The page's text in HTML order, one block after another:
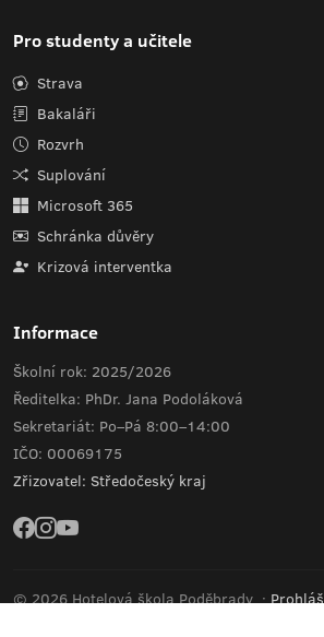
Pro studenty a učitele
Strava
Bakaláři
Rozvrh
Suplování
Microsoft 365
Schránka důvěry
Krizová interventka
Informace
Školní rok: 2025/2026
Ředitelka: PhDr. Jana Podoláková
Sekretariát: Po–Pá 8:00–14:00
IČO: 00069175
Zřizovatel: Středočeský kraj
© 2026 Hotelová škola Poděbrady·